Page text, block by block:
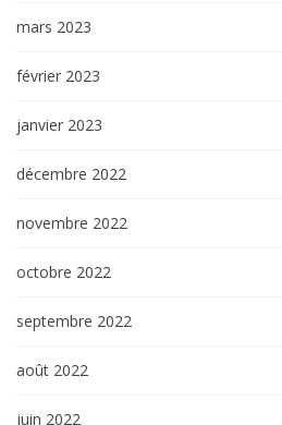
mars 2023
février 2023
janvier 2023
décembre 2022
novembre 2022
octobre 2022
septembre 2022
août 2022
juin 2022